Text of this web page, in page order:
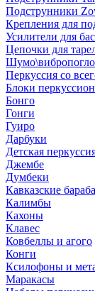
Подструнники
Крепления для
Усилители для
Цепочки для
Перкуссия со
Блоки
Бонго
Гонги
Гуиро
Дарбуки
Детская
Джембе
Думбеки
Кавказские
Калимбы
Кахоны
Клавес
Ковбеллы и агого
Конги
Ксилофоны и
Маракасы